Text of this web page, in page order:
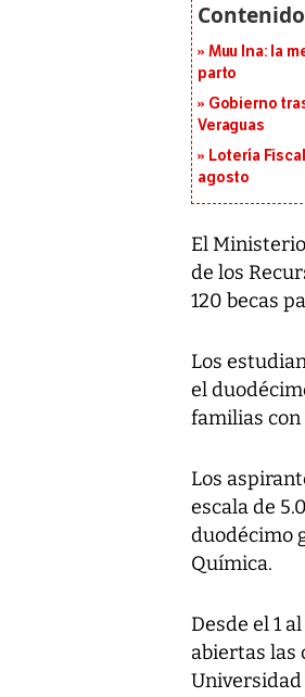
Muu Ina: la
parto
Gobierno
Veraguas
Lotería
agosto
El
de los
120 becas
Los
el
familias con
Los
escala de
duodécimo
Química.
Desde el 1
abiertas las